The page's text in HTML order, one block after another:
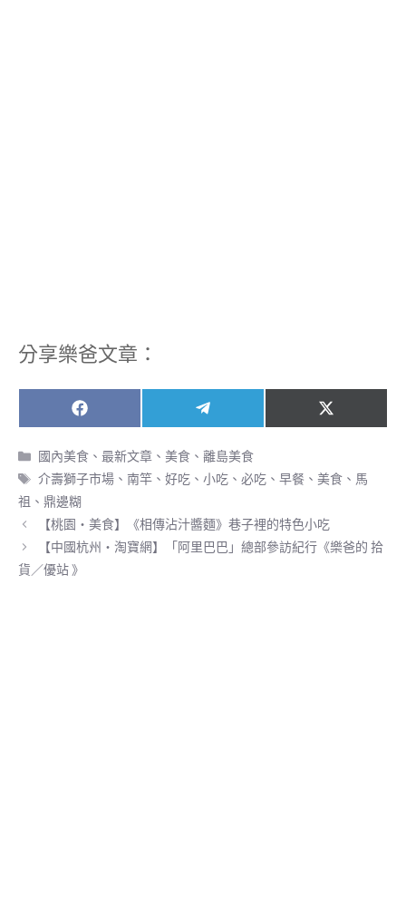
分享樂爸文章：
Share
on
F
a
c
e
b
o
k
Share
on
e
l
e
g
a
m
Share
on
X
(
i
r
分
類
國內美食 、最新文章 、美食 、離島美食
標
籤
介壽獅子市場 、南竿 、好吃 、小吃 、必吃 、早餐 、美食 、 馬
祖 、 鼎邊糊
【桃園‧美食】《相傳沾汁醬麵》巷子裡的特色小吃
【中國杭州‧淘寶網】「阿里巴巴」總部參訪紀行《樂爸的 拾
貨／優站 》